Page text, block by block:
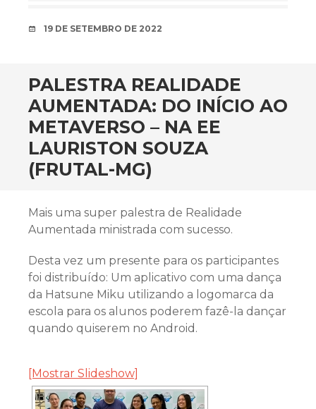
DATA
19 DE SETEMBRO DE 2022
PALESTRA REALIDADE
AUMENTADA: DO INÍCIO AO
METAVERSO – NA EE
LAURISTON SOUZA
(FRUTAL-MG)
Mais uma super palestra de Realidade
Aumentada ministrada com sucesso.
Desta vez um presente para os participantes
foi distribuído: Um aplicativo com uma dança
da Hatsune Miku utilizando a logomarca da
escola para os alunos poderem fazê-la dançar
quando quiserem no Android.
[Mostrar Slideshow]